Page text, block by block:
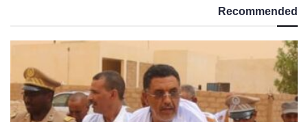
Recommended